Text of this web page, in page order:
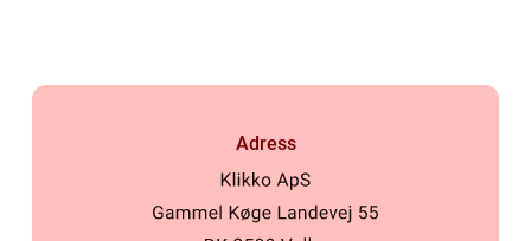
Adress